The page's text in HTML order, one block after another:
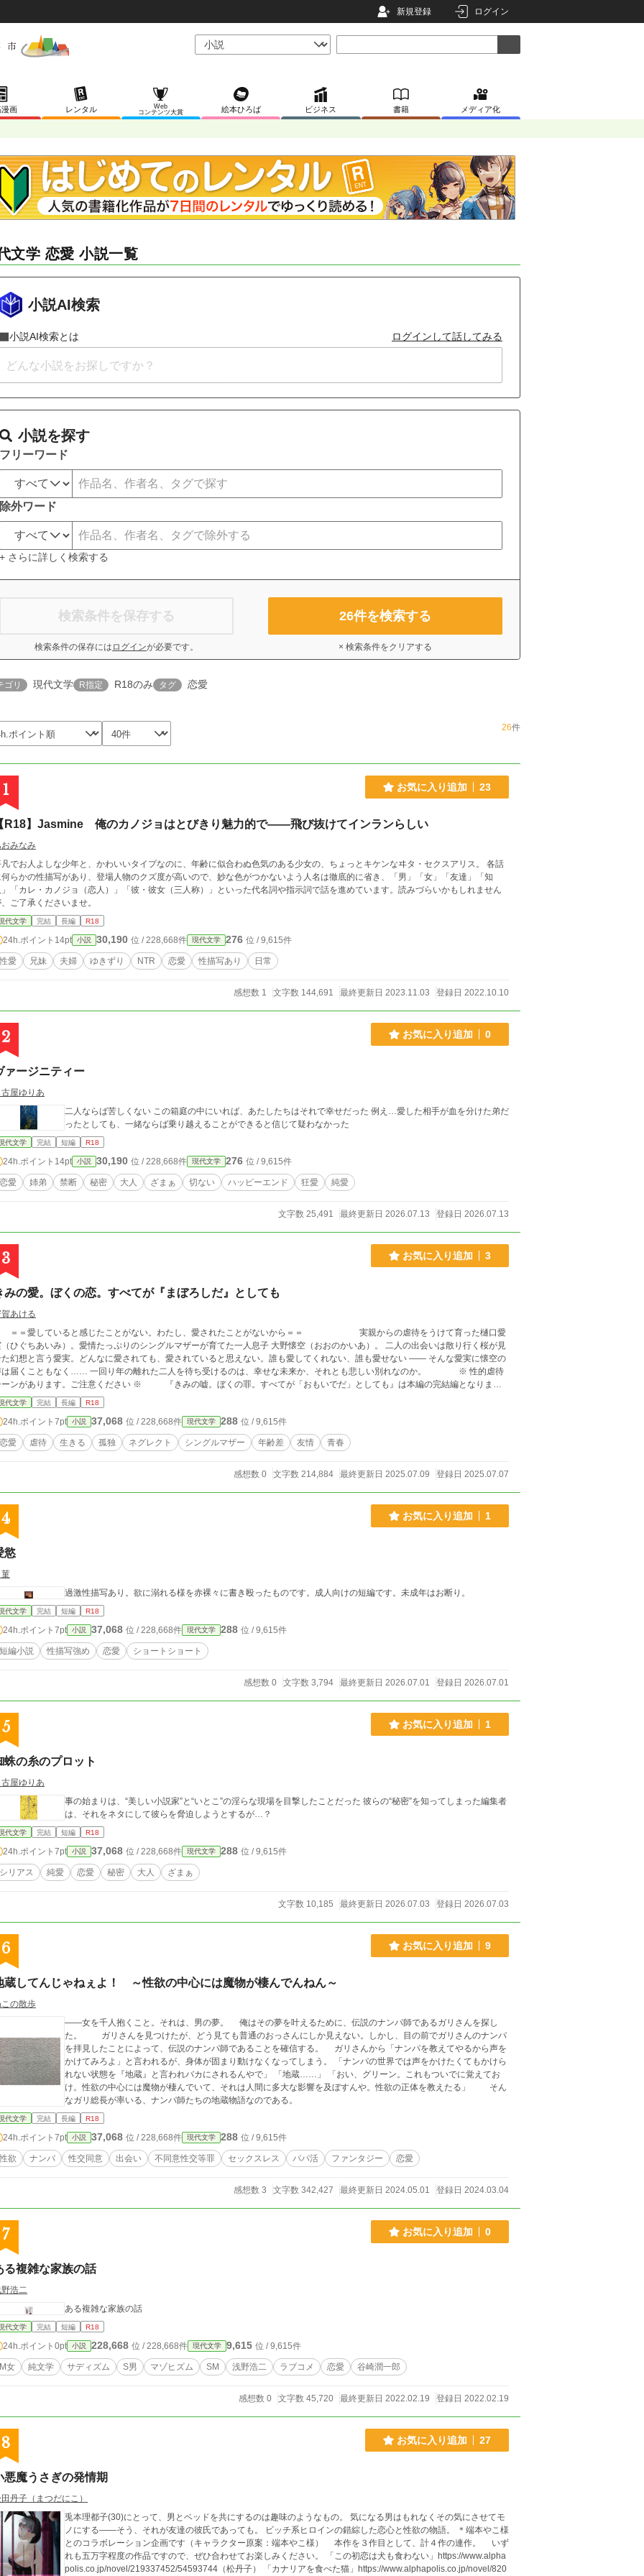
新規登録 ログイン
画 レンタル
Web
コンテンツ大賞
絵本ひろば ビジネス 書籍 メディア化
文学 恋愛 小説一覧
小説AI検索
小説AI検索とは ログインして話してみる
小説を探す
フリーワード
除外ワード
+ さらに詳しく検索する
検索条件を保存する
検索条件の保存には ログインが必要です。
26件を検索する
× 検索条件をクリアする
ゴリ 現代文学 R指定 R18のみ タグ 恋愛
26件
1 お気に入り追加 23
R18】Jasmine 俺のカノジョはとびきり魅力的で――飛び抜けてインランらしい
みなみ
でお人よしな少年と、かわいいタイプなのに、年齢に似合わぬ色気のある少女の、ちょっとキケンなヰタ・セクスアリス。 各話
らかの性描写があり、登場人物のクズ度が高いので、妙な色がつかないよう人名は徹底的に省き、「男」「女」「友達」「知
「カレ・カノジョ（恋人）」「彼・彼女（三人称）」といった代名詞や指示詞で話を進めています。読みづらいかもしれません
ご了承くださいませ。
代文学 完結 長編 R18
24h.ポイント 14pt 小説 30,190 位 / 228,668件 現代文学 276 位 / 9,615件
性愛 兄妹 夫婦 ゆきずり NTR 恋愛 性描写あり 日常
感想数 1 文字数 144,691 最終更新日 2023.11.03 登録日 2022.10.10
2 お気に入り追加 0
ァージニティー
屋ゆりあ
二人ならば苦しくない この箱庭の中にいれば、あたしたちはそれで幸せだった 例え…愛した相手が血を分けた弟だ
ったとしても、一緒ならば乗り越えることができると信じて疑わなかった
代文学 完結 短編 R18
24h.ポイント 14pt 小説 30,190 位 / 228,668件 現代文学 276 位 / 9,615件
恋愛 姉弟 禁断 秘密 大人 ざまぁ 切ない ハッピーエンド 狂愛 純愛
文字数 25,491 最終更新日 2026.07.13 登録日 2026.07.13
3 お気に入り追加 3
みの愛。ぼくの恋。すべてが『まぼろしだ』としても
あける
＝愛していると感じたことがない。わたし、愛されたことがないから＝＝ 実親からの虐待をうけて育った樋口愛
ひぐちあいみ）。愛情たっぷりのシングルマザーが育てた一人息子 大野懐空（おおのかいあ）。 二人の出会いは散り行く桜が見
た幻想と言う愛実。どんなに愛されても、愛されていると思えない。誰も愛してくれない、誰も愛せない ―― そんな愛実に懐空の
もなく…… 一回り年の離れた二人を待ち受けるのは、幸せな未来か、それとも悲しい別れなのか。 ※ 性的虐待
ーンがあります。ご注意ください ※ 『きみの嘘。ぼくの罪。すべてが「おもいでだ」としても』は本編の完結編となります
代文学 完結 長編 R18
24h.ポイント 7pt 小説 37,068 位 / 228,668件 現代文学 288 位 / 9,615件
恋愛 虐待 生きる 孤独 ネグレクト シングルマザー 年齢差 友情 青春
感想数 0 文字数 214,884 最終更新日 2025.07.09 登録日 2025.07.07
4 お気に入り追加 1
慾
過激性描写あり。欲に溺れる様を赤裸々に書き殴ったものです。成人向けの短編です。未成年はお断り。
代文学 完結 短編 R18
24h.ポイント 7pt 小説 37,068 位 / 228,668件 現代文学 288 位 / 9,615件
短編小説 性描写強め 恋愛 ショートショート
感想数 0 文字数 3,794 最終更新日 2026.07.01 登録日 2026.07.01
5 お気に入り追加 1
蛛の糸のプロット
屋ゆりあ
事の始まりは、“美しい小説家”と“いとこ”の淫らな現場を目撃したことだった 彼らの“秘密”を知ってしまった編集者
は、それをネタにして彼らを脅迫しようとするが…？
代文学 完結 短編 R18
24h.ポイント 7pt 小説 37,068 位 / 228,668件 現代文学 288 位 / 9,615件
シリアス 純愛 恋愛 秘密 大人 ざまぁ
文字数 10,185 最終更新日 2026.07.03 登録日 2026.07.03
6 お気に入り追加 9
蔵してんじゃねぇよ！ ～性欲の中心には魔物が棲んでんねん～
の散歩
――女を千人抱くこと。それは、男の夢。 俺はその夢を叶えるために、伝説のナンパ師であるガリさんを探し
た。 ガリさんを見つけたが、どう見ても普通のおっさんにしか見えない。しかし、目の前でガリさんのナンパ
を拝見したことによって、伝説のナンパ師であることを確信する。 ガリさんから「ナンパを教えてやるから声を
かけてみろよ」と言われるが、身体が固まり動けなくなってしまう。 「ナンパの世界では声をかけたくてもかけら
れない状態を『地蔵』と言われバカにされるんやで」 「地蔵……」 「おい、グリーン。これもついでに覚えてお
け。性欲の中心には魔物が棲んでいて、それは人間に多大な影響を及ぼすんや。性欲の正体を教えたる」 そん
なガリ総長が率いる、ナンパ師たちの地蔵物語なのである。
代文学 完結 長編 R18
24h.ポイント 7pt 小説 37,068 位 / 228,668件 現代文学 288 位 / 9,615件
性欲 ナンパ 性交同意 出会い 不同意性交等罪 セックスレス パパ活 ファンタジー 恋愛
感想数 3 文字数 342,427 最終更新日 2024.05.01 登録日 2024.03.04
7 お気に入り追加 0
る複雑な家族の話
浩二
ある複雑な家族の話
代文学 完結 短編 R18
24h.ポイント 0pt 小説 228,668 位 / 228,668件 現代文学 9,615 位 / 9,615件
М女 純文学 サディズム S男 マゾヒズム SМ 浅野浩二 ラブコメ 恋愛 谷崎潤一郎
感想数 0 文字数 45,720 最終更新日 2022.02.19 登録日 2022.02.19
8 お気に入り追加 27
悪魔うさぎの発情期
丹子（まつだにこ）
兎本理都子(30)にとって、男とベッドを共にするのは趣味のようなもの。 気になる男はもれなくその気にさせてモ
ノにする――そう、それが友達の彼氏であっても。 ビッチ系ヒロインの錯綜した恋心と性欲の物語。 ＊端本やこ様
とのコラボレーション企画です（キャラクター原案：端本やこ様） 本作を３作目として、計４作の連作。 いず
れも五万字程度の作品ですので、ぜひ合わせてお楽しみください。 「この初恋は犬も食わない」https://www.alpha
polis.co.jp/novel/219337452/54593744（松丹子） 「カナリアを食べた猫」https://www.alphapolis.co.jp/novel/820